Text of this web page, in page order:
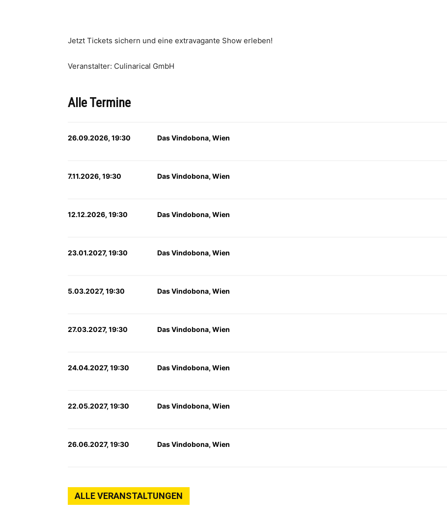
Jetzt Tickets sichern und eine extravagante Show erleben!
Veranstalter: Culinarical GmbH
Alle Termine
26.09.2026, 19:30 Das Vindobona, Wien
7.11.2026, 19:30 Das Vindobona, Wien
12.12.2026, 19:30 Das Vindobona, Wien
23.01.2027, 19:30 Das Vindobona, Wien
5.03.2027, 19:30 Das Vindobona, Wien
27.03.2027, 19:30 Das Vindobona, Wien
24.04.2027, 19:30 Das Vindobona, Wien
22.05.2027, 19:30 Das Vindobona, Wien
26.06.2027, 19:30 Das Vindobona, Wien
ALLE VERANSTALTUNGEN